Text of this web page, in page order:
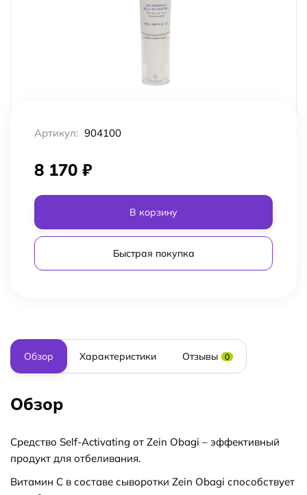
Артикул: 904100
8 170 ₽
В корзину
Быстрая покупка
Обзор Характеристики Отзывы 0
Обзор
Средство Self-Activating от Zein Obagi – эффективный
продукт для отбеливания.
Витамин C в составе сыворотки Zein Obagi способствует